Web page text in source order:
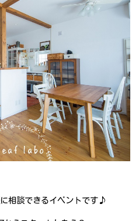
相談できるイベントです♪